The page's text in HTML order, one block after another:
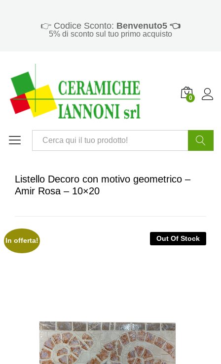
👉 Codice Sconto: Benvenuto5 👈
5% di sconto sul tuo primo acquisto
0
Listello Decoro con motivo geometrico –
Amir Rosa – 10×20
In offerta! Out Of Stock